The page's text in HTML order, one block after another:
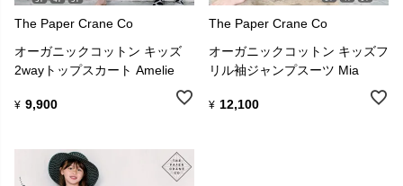
The Paper Crane Co
オーガニックコットン キッズ
2wayトップスカート Amelie
¥ 9,900
The Paper Crane Co
オーガニックコットン キッズフ
リル袖ジャンプスーツ Mia
¥ 12,100